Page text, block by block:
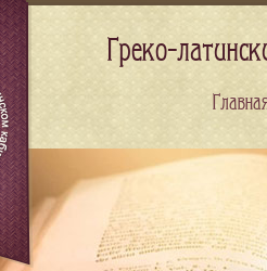
Греко-